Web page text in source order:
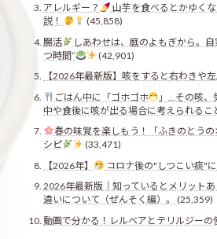
アレルギー？
山芋を食べるとかゆく
説！
(45,858)
腸活
しあわせは、庭のよもぎから。
つ時間”
(42,901)
【2026年最新版】咳をすると右わきや
ごはん中に「ゴホゴホ
」…その咳、
中や食後に咳が出る場合に考えられるこ
春の味覚を楽しもう！「ふきのとう
シピ
(33,471)
【2026年】
コロナ後の"しつこい痰"
2026年最新版｜知っているとメリット
違いについて（ぜんそく編）。
(25,359)
動画で分かる！レルベアとテリルジーの